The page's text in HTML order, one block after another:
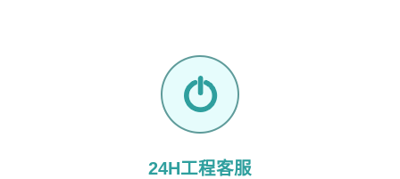
24H工程客服